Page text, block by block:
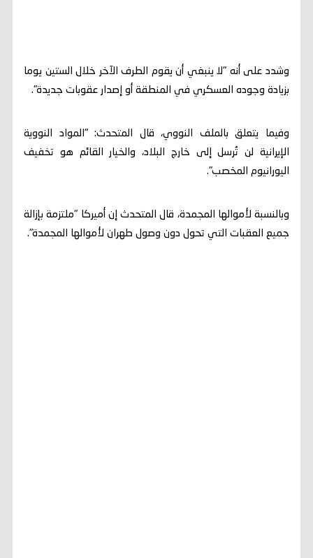
وشدد على أنه "لا ‌ينبغي ‌أن ‌يقوم ‌الطرف ‌الآخر ⁠خلال ⁠الستين ‌يوما
⁠بزيادة ⁠وجوده العسكري ⁠في المنطقة أو إصدار ‌عقوبات جديدة".
وفيما يتعلق بالملف النووي، قال المتحدث: "المواد النووية
الإيرانية لن تُرسل إلى خارج البلاد، والخيار القائم هو تخفيف
اليورانيوم المخصب".
وبالنسبة لأموالها المجمدة، قال المتحدث إن أميركا "ملتزمة بإزالة
جميع العقبات التي تحول دون وصول طهران لأموالها المجمدة".